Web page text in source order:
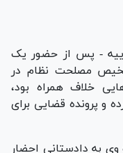
- پس از حضور یک
مصلحت نظام در
خلاف همراه بود،
و پرونده قضایی برای
به دادستانی احضار